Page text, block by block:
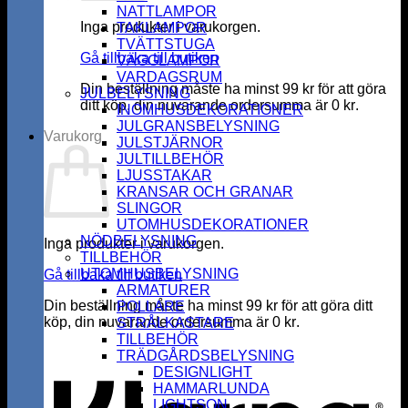
Inga produkter i varukorgen.
Gå tillbaka till butiken
Din beställning måste ha minst99 kr för att göra
ditt köp, din nuvarande ordersumma är 0 kr.
Varukorg
Inga produkter i varukorgen.
Gå tillbaka till butiken
Din beställning måste ha minst99 kr för att göra ditt
köp, din nuvarande ordersumma är 0 kr.
NATTLAMPOR
TAKLAMPOR
TVÄTTSTUGA
VÄGGLAMPOR
VARDAGSRUM
JULBELYSNING
INOMHUSDEKORATIONER
JULGRANSBELYSNING
JULSTJÄRNOR
JULTILLBEHÖR
LJUSSTAKAR
KRANSAR OCH GRANAR
SLINGOR
UTOMHUSDEKORATIONER
NÖDBELYSNING
TILLBEHÖR
UTOMHUSBELYSNING
ARMATURER
POLLARE
STRÅLKASTARE
TILLBEHÖR
TRÄDGÅRDSBELYSNING
DESIGNLIGHT
HAMMARLUNDA
LIGHTSON